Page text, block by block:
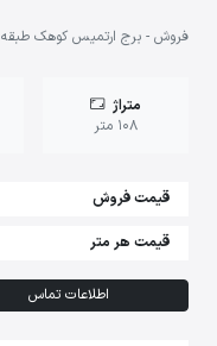
فروش - برج ارتمیس کوهک طبقه 12
متراژ
108 متر
قیمت فروش
قیمت هر متر
اطلاعات تماس